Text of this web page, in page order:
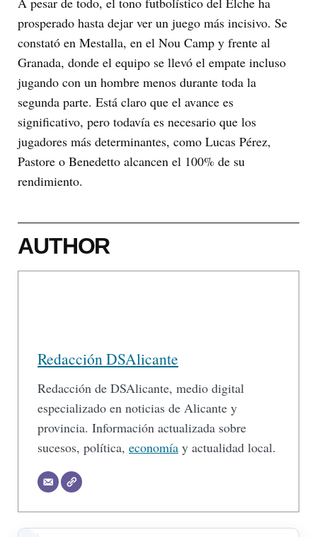
prosperado hasta dejar ver un juego más incisivo. Se
constató en Mestalla, en el Nou Camp y frente al
Granada, donde el equipo se llevó el empate incluso
jugando con un hombre menos durante toda la
segunda parte. Está claro que el avance es
significativo, pero todavía es necesario que los
jugadores más determinantes, como Lucas Pérez,
Pastore o Benedetto alcancen el 100% de su
rendimiento.
AUTHOR
Redacción DSAlicante
Redacción de DSAlicante, medio digital
especializado en noticias de Alicante y
provincia. Información actualizada sobre
sucesos, política, economía y actualidad local.